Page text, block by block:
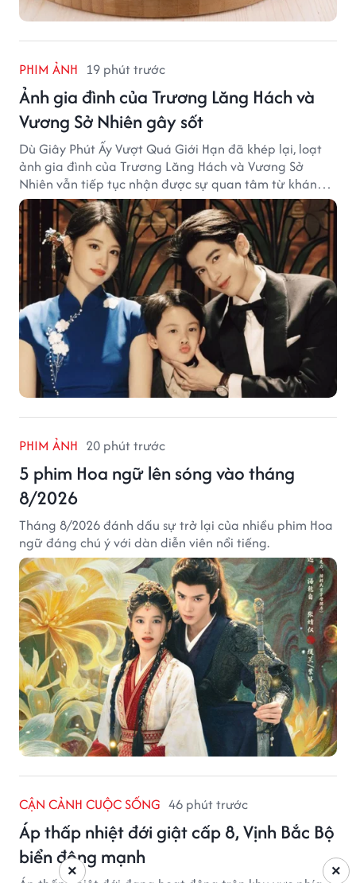
PHIM ẢNH 19 phút trước
Ảnh gia đình của Trương Lăng Hách và
Vương Sở Nhiên gây sốt
Dù Giây Phút Ấy Vượt Quá Giới Hạn đã khép lại, loạt
ảnh gia đình của Trương Lăng Hách và Vương Sở
Nhiên vẫn tiếp tục nhận được sự quan tâm từ khán
giả.
PHIM ẢNH 20 phút trước
5 phim Hoa ngữ lên sóng vào tháng
8/2026
Tháng 8/2026 đánh dấu sự trở lại của nhiều phim Hoa
ngữ đáng chú ý với dàn diễn viên nổi tiếng.
CẬN CẢNH CUỘC SỐNG 46 phút trước
Áp thấp nhiệt đới giật cấp 8, Vịnh Bắc Bộ
biển động mạnh
×
×